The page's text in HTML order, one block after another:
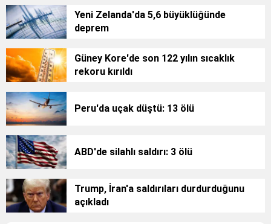
Düzce
Yeni Zelanda'da 5,6 büyüklüğünde
deprem
Güney Kore'de son 122 yılın sıcaklık
rekoru kırıldı
Peru'da uçak düştü: 13 ölü
ABD'de silahlı saldırı: 3 ölü
Trump, İran'a saldırıları durdurduğunu
açıkladı